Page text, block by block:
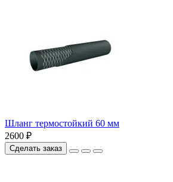
Шланг термостойкий 60 мм
2600 ₽
Сделать заказ